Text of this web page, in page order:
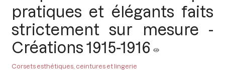
pratiques et élégants faits
strictement sur mesure -
Créations 1915-1916
Corsets esthétiques, ceintures et lingerie